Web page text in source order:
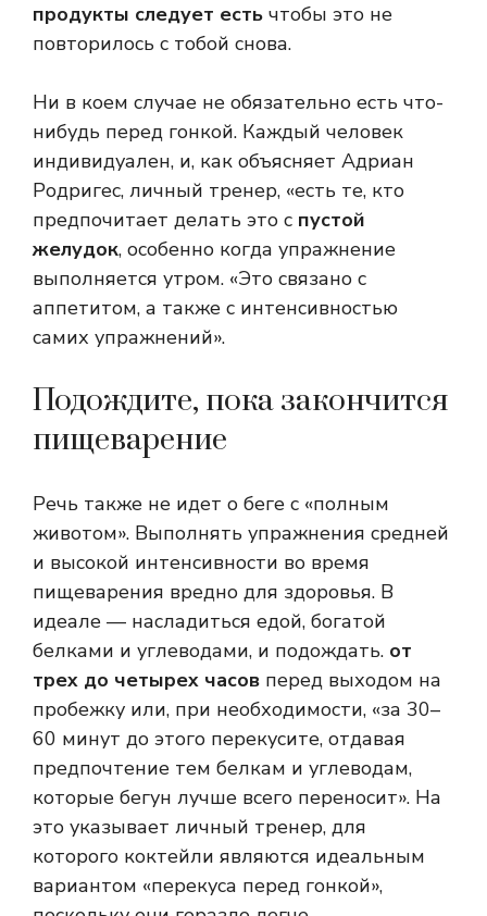
продукты следует есть чтобы это не
повторилось с тобой снова.
Ни в коем случае не обязательно есть что-
нибудь перед гонкой. Каждый человек
индивидуален, и, как объясняет Адриан
Родригес, личный тренер, «есть те, кто
предпочитает делать это с пустой
желудок, особенно когда упражнение
выполняется утром. «Это связано с
аппетитом, а также с интенсивностью
самих упражнений».
Подождите, пока закончится
пищеварение
Речь также не идет о беге с «полным
животом». Выполнять упражнения средней
и высокой интенсивности во время
пищеварения вредно для здоровья. В
идеале — насладиться едой, богатой
белками и углеводами, и подождать. от
трех до четырех часов перед выходом на
пробежку или, при необходимости, «за 30–
60 минут до этого перекусите, отдавая
предпочтение тем белкам и углеводам,
которые бегун лучше всего переносит». На
это указывает личный тренер, для
которого коктейли являются идеальным
вариантом «перекуса перед гонкой»,